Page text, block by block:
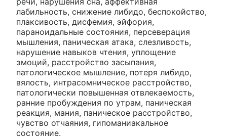
лабильность, снижение либидо, беспокойство,
плаксивость, дисфемия, эйфория,
параноидальные состояния, персеверация
мышления, паническая атака, слезливость,
нарушение навыков чтения, уплощение
эмоций, расстройство засыпания,
патологическое мышление, потеря либидо,
вялость, интрасомническое расстройство,
патологически повышенная отвлекаемость,
ранние пробуждения по утрам, паническая
реакция, мания, паническое расстройство,
чувство отчаяния, гипоманиакальное
состояние.